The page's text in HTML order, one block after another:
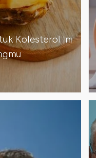
Kolesterol Ini